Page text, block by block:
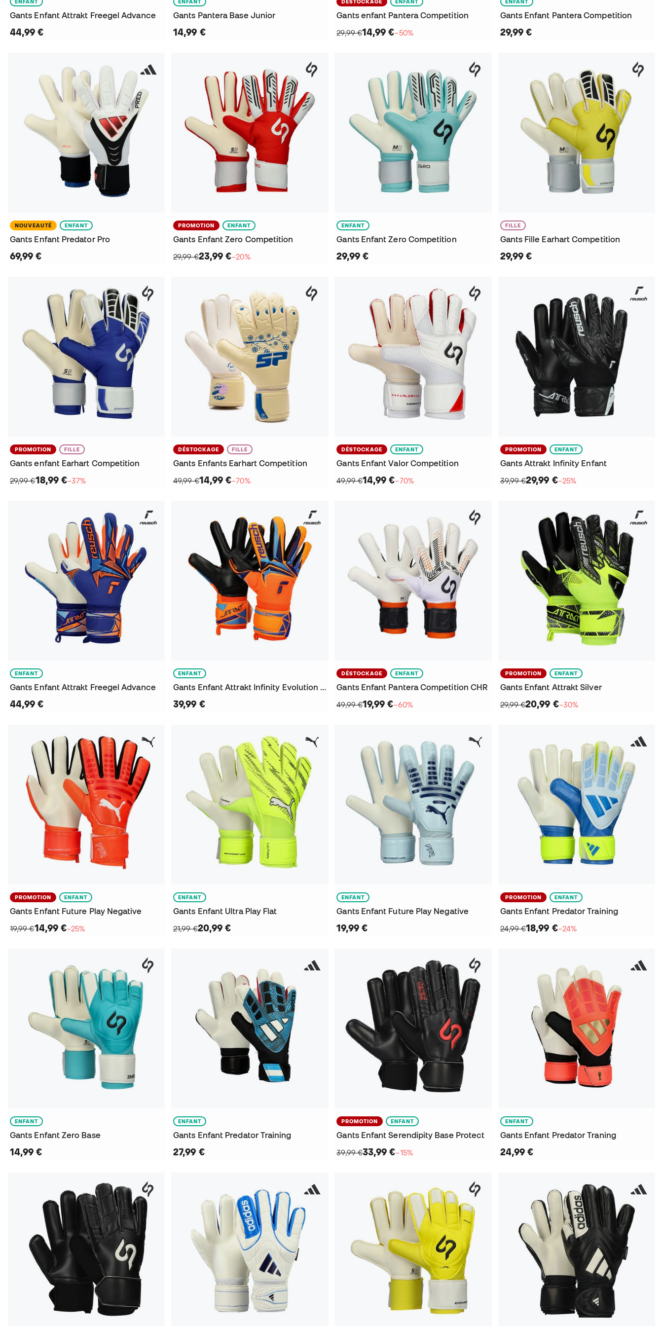
ENFANT
Gants Enfant Attrakt Freegel Advance
44,99 €
ENFANT
Gants Pantera Base Junior
14,99 €
DÉSTOCKAGE ENFANT
Gants enfant Pantera Competition
29,99 €14,99 €−50%
ENFANT
Gants Enfant Pantera Competition
29,99 €
NOUVEAUTÉ ENFANT
Gants Enfant Predator Pro
69,99 €
PROMOTION ENFANT
Gants Enfant Zero Competition
29,99 €23,99 €−20%
ENFANT
Gants Enfant Zero Competition
29,99 €
FILLE
Gants Fille Earhart Competition
29,99 €
PROMOTION FILLE
Gants enfant Earhart Competition
29,99 €18,99 €−37%
DÉSTOCKAGE FILLE
Gants Enfants Earhart Competition
49,99 €14,99 €−70%
DÉSTOCKAGE ENFANT
Gants Enfant Valor Competition
49,99 €14,99 €−70%
PROMOTION ENFANT
Gants Attrakt Infinity Enfant
39,99 €29,99 €−25%
ENFANT
Gants Enfant Attrakt Freegel Advance
44,99 €
ENFANT
Gants Enfant Attrakt Infinity Evolution Nc
39,99 €
DÉSTOCKAGE ENFANT
Gants Enfant Pantera Competition CHR
49,99 €19,99 €−60%
PROMOTION ENFANT
Gants Enfant Attrakt Silver
29,99 €20,99 €−30%
PROMOTION ENFANT
Gants Enfant Future Play Negative
19,99 €14,99 €−25%
ENFANT
Gants Enfant Ultra Play Flat
21,99 €20,99 €
ENFANT
Gants Enfant Future Play Negative
19,99 €
PROMOTION ENFANT
Gants Enfant Predator Training
24,99 €18,99 €−24%
ENFANT
Gants Enfant Zero Base
14,99 €
ENFANT
Gants Enfant Predator Training
27,99 €
PROMOTION ENFANT
Gants Enfant Serendipity Base Protect
39,99 €33,99 €−15%
ENFANT
Gants Enfant Predator Traning
24,99 €